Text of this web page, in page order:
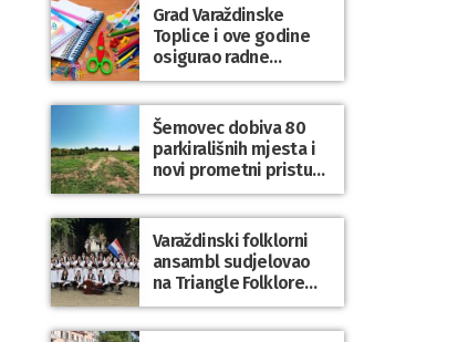
Grad Varaždinske
Toplice i ove godine
osigurao radne
bilježnice i dodatni
obrazovni materijal za
sve osnovnoškolce
Šemovec dobiva 80
parkirališnih mjesta i
novi prometni pristup
groblju
Varaždinski folklorni
ansambl sudjelovao
na Triangle Folklore
Festivalu u Danskoj